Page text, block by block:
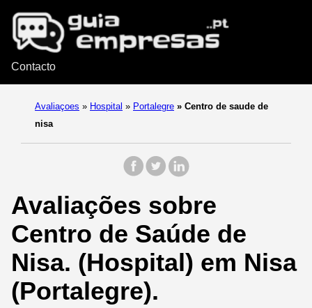
Contacto
Avaliaçoes » Hospital » Portalegre » Centro de saude de
nisa
Avaliações sobre
Centro de Saúde de
Nisa. (Hospital) em Nisa
(Portalegre).